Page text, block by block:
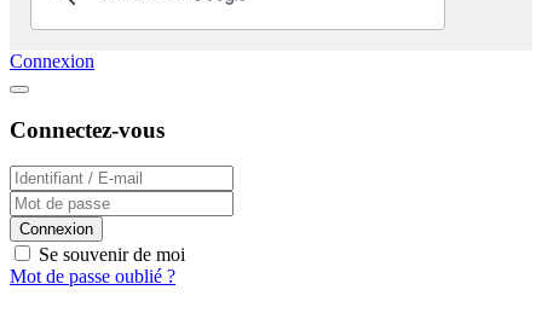
Connexion
Connectez-vous
Connexion
Se souvenir de moi
Mot de passe oublié ?